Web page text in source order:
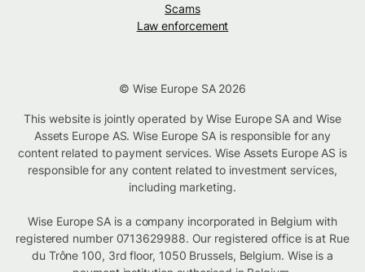
Scams
Law enforcement
© Wise Europe SA 2026
This website is jointly operated by Wise Europe SA and Wise
Assets Europe AS. Wise Europe SA is responsible for any
content related to payment services. Wise Assets Europe AS is
responsible for any content related to investment services,
including marketing.
Wise Europe SA is a company incorporated in Belgium with
registered number 0713629988. Our registered office is at Rue
du Trône 100, 3rd floor, 1050 Brussels, Belgium. Wise is a